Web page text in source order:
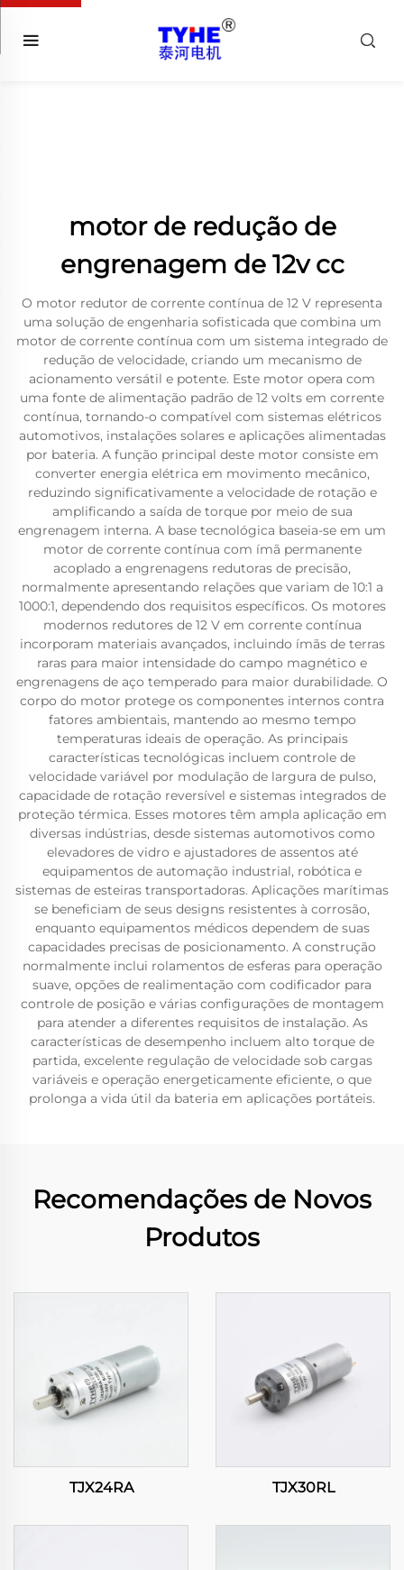
motor de redução de
engrenagem de 12v cc
O motor redutor de corrente contínua de 12 V representa
uma solução de engenharia sofisticada que combina um
motor de corrente contínua com um sistema integrado de
redução de velocidade, criando um mecanismo de
acionamento versátil e potente. Este motor opera com
uma fonte de alimentação padrão de 12 volts em corrente
contínua, tornando-o compatível com sistemas elétricos
automotivos, instalações solares e aplicações alimentadas
por bateria. A função principal deste motor consiste em
converter energia elétrica em movimento mecânico,
reduzindo significativamente a velocidade de rotação e
amplificando a saída de torque por meio de sua
engrenagem interna. A base tecnológica baseia-se em um
motor de corrente contínua com ímã permanente
acoplado a engrenagens redutoras de precisão,
normalmente apresentando relações que variam de 10:1 a
1000:1, dependendo dos requisitos específicos. Os motores
modernos redutores de 12 V em corrente contínua
incorporam materiais avançados, incluindo ímãs de terras
raras para maior intensidade do campo magnético e
engrenagens de aço temperado para maior durabilidade. O
corpo do motor protege os componentes internos contra
fatores ambientais, mantendo ao mesmo tempo
temperaturas ideais de operação. As principais
características tecnológicas incluem controle de
velocidade variável por modulação de largura de pulso,
capacidade de rotação reversível e sistemas integrados de
proteção térmica. Esses motores têm ampla aplicação em
diversas indústrias, desde sistemas automotivos como
elevadores de vidro e ajustadores de assentos até
equipamentos de automação industrial, robótica e
sistemas de esteiras transportadoras. Aplicações marítimas
se beneficiam de seus designs resistentes à corrosão,
enquanto equipamentos médicos dependem de suas
capacidades precisas de posicionamento. A construção
normalmente inclui rolamentos de esferas para operação
suave, opções de realimentação com codificador para
controle de posição e várias configurações de montagem
para atender a diferentes requisitos de instalação. As
características de desempenho incluem alto torque de
partida, excelente regulação de velocidade sob cargas
variáveis e operação energeticamente eficiente, o que
prolonga a vida útil da bateria em aplicações portáteis.
Recomendações de Novos
Produtos
TJX24RA TJX30RL